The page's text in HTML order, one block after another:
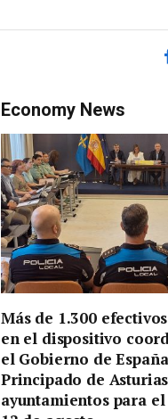
Economy News
Más de 1.300
en el dispositivo
el Gobierno de
Principado de
ayuntamientos para